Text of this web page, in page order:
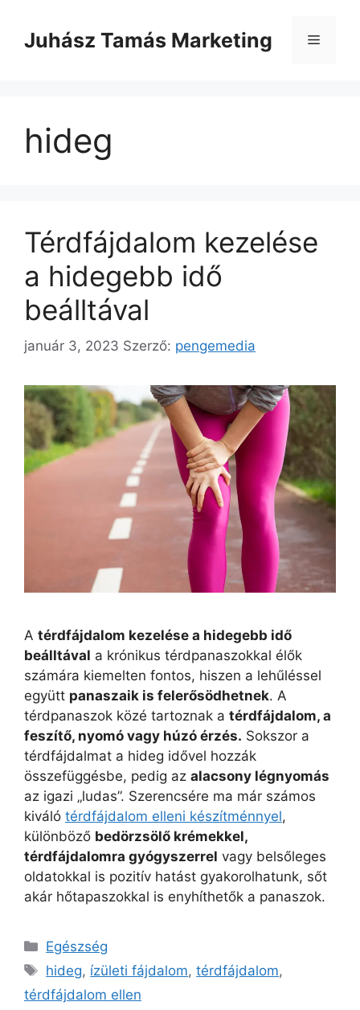
tartalomba
Juhász Tamás Marketing Menü
hideg
Térdfájdalom kezelése
a hidegebb idő
beálltával
január 3, 2023 Szerző: pengemedia
A térdfájdalom kezelése a hidegebb idő
beálltával a krónikus térdpanaszokkal élők
számára kiemelten fontos, hiszen a lehűléssel
együtt panaszaik is felerősödhetnek. A
térdpanaszok közé tartoznak a térdfájdalom, a
feszítő, nyomó vagy húzó érzés. Sokszor a
térdfájdalmat a hideg idővel hozzák
összefüggésbe, pedig az alacsony légnyomás
az igazi „ludas”. Szerencsére ma már számos
kiváló térdfájdalom elleni készítménnyel,
különböző bedörzsölő krémekkel,
térdfájdalomra gyógyszerrel vagy belsőleges
oldatokkal is pozitív hatást gyakorolhatunk, sőt
akár hőtapaszokkal is enyhíthetők a panaszok.
Kategória
Egészség
Címkék
hideg, ízületi fájdalom,térdfájdalom,
térdfájdalom ellen